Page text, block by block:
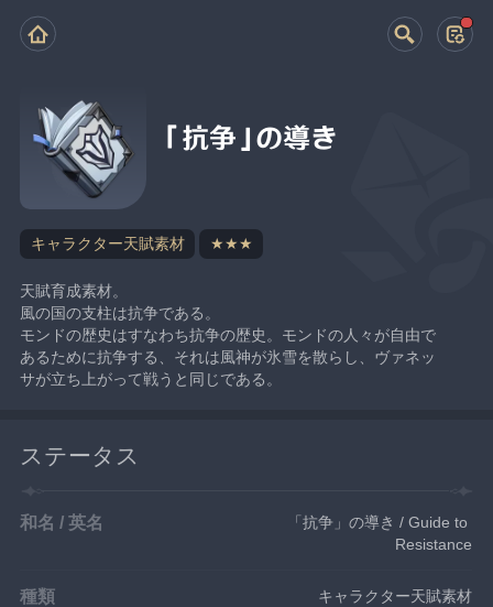
「抗争」の導き
キャラクター天賦素材 ★★★
天賦育成素材。
風の国の支柱は抗争である。
モンドの歴史はすなわち抗争の歴史。モンドの人々が自由で
あるために抗争する、それは風神が氷雪を散らし、ヴァネッ
サが立ち上がって戦うと同じである。
ステータス
和名 / 英名
「抗争」の導き / Guide to
Resistance
種類 キャラクター天賦素材